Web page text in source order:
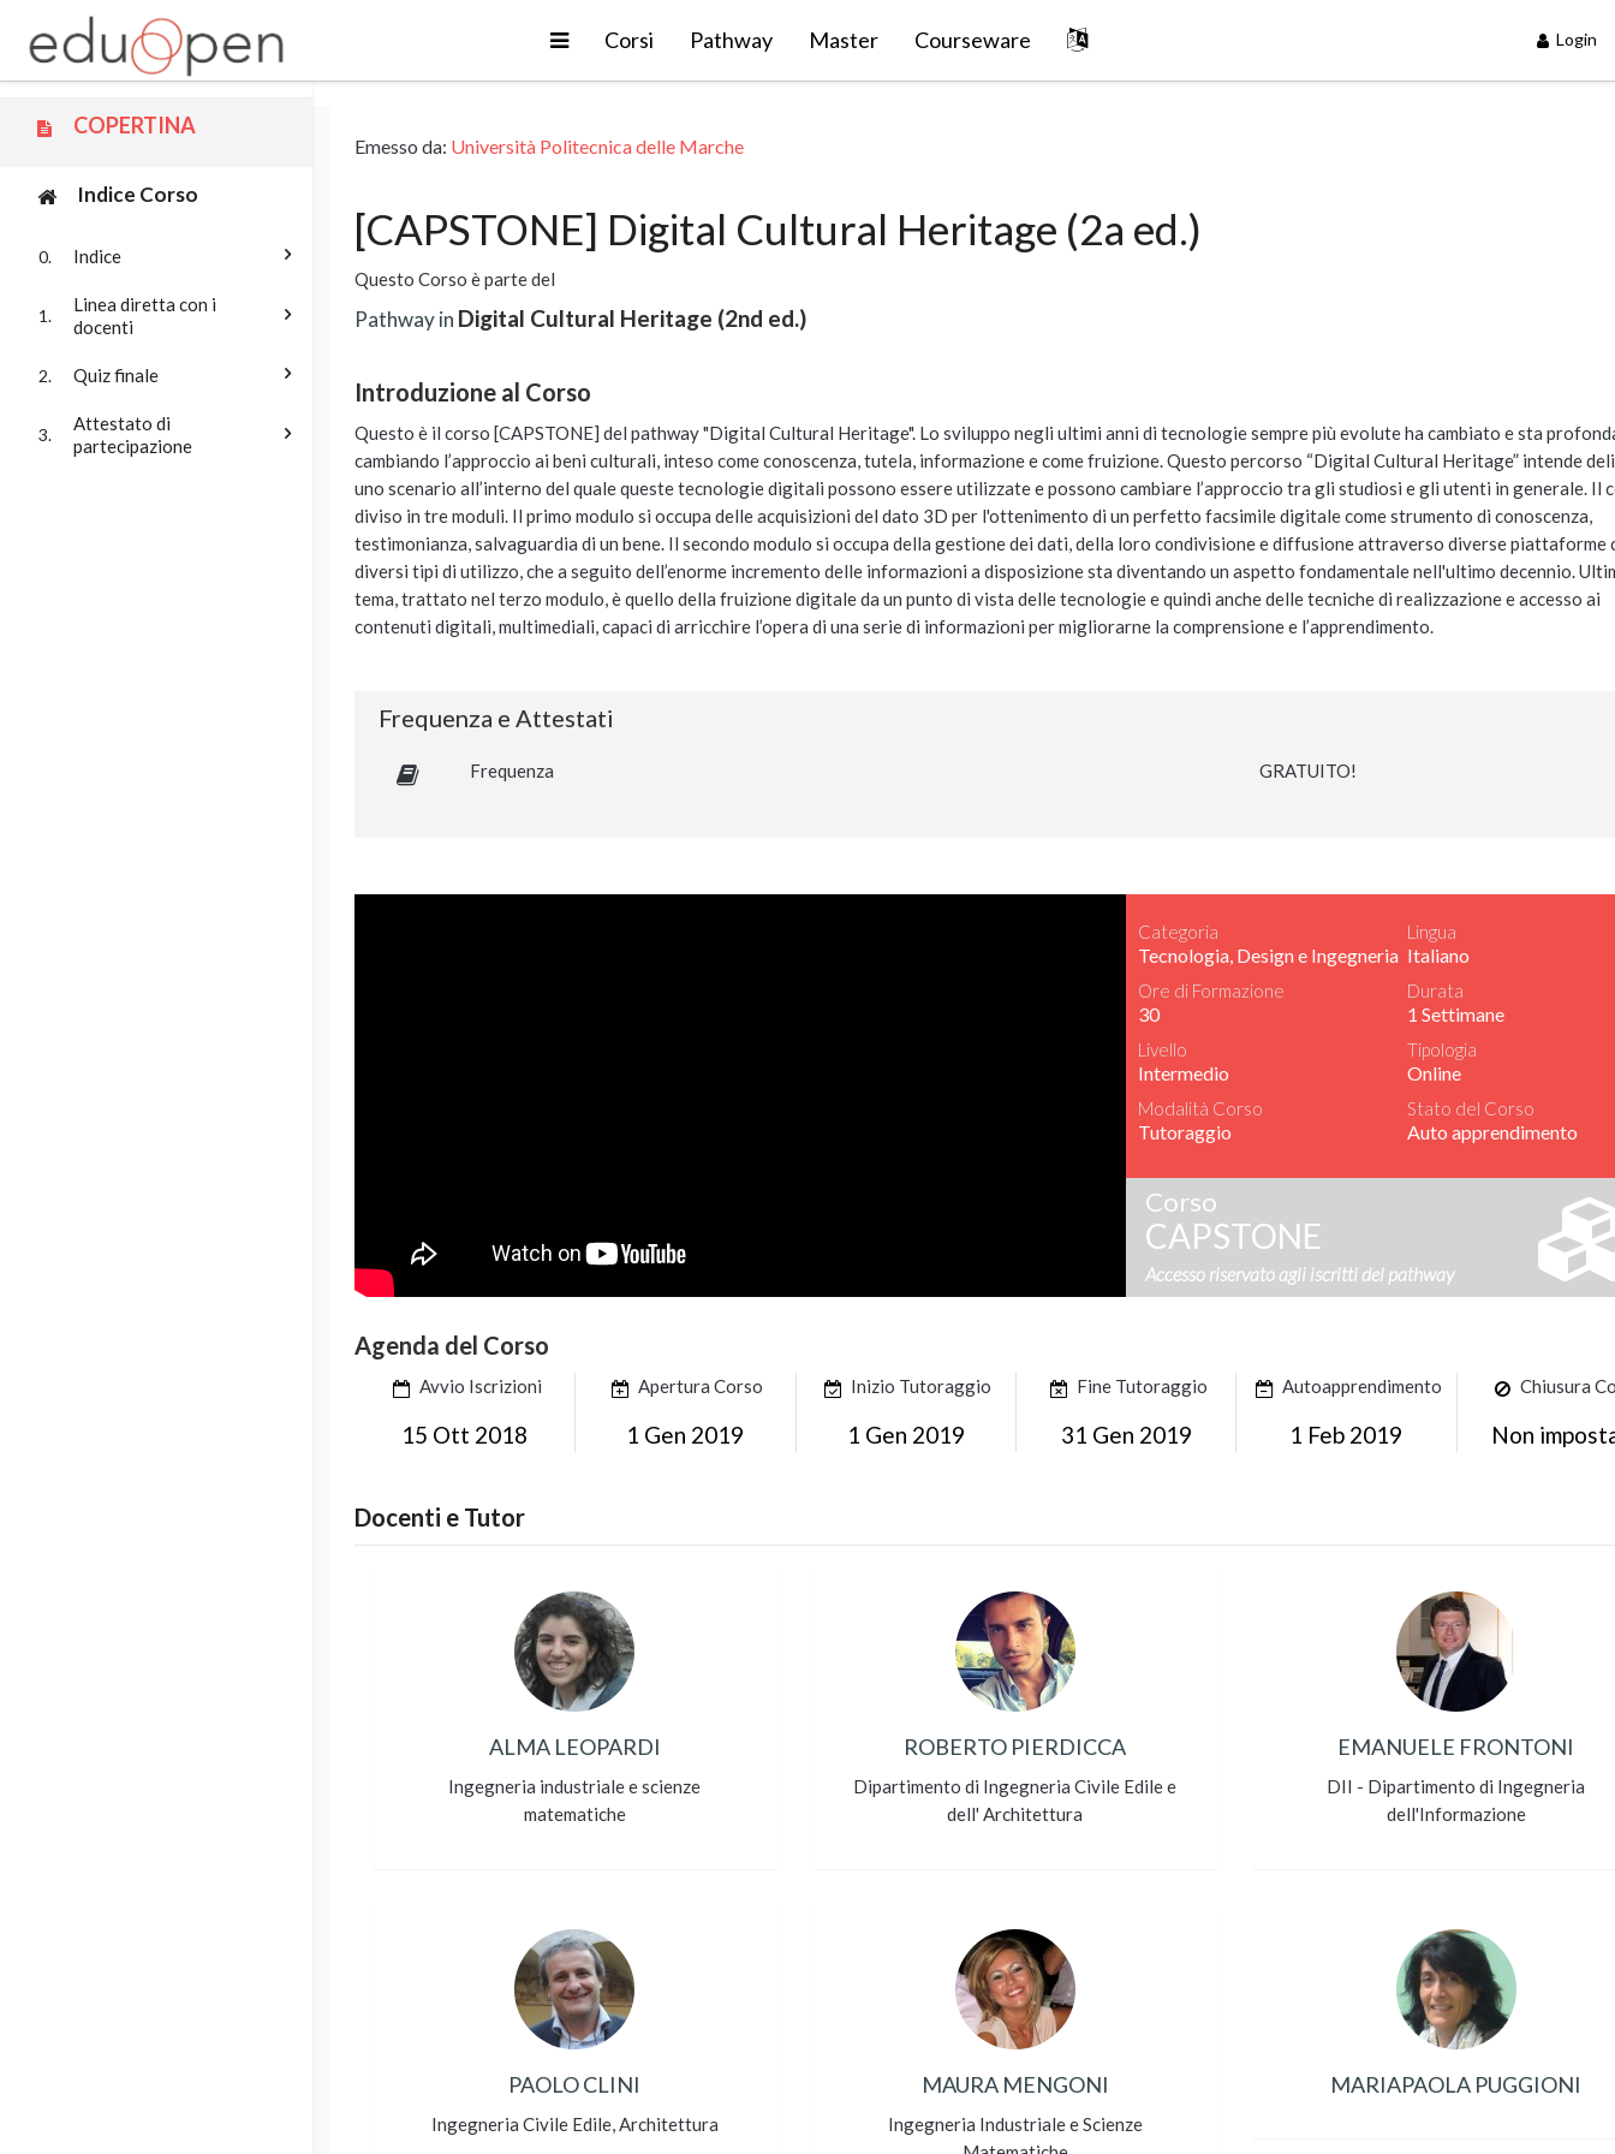
Vai al contenuto principale
Espandi
Corsi Pathway Master Courseware Login
COPERTINA
Indice Corso
0. Indice
1.
Linea diretta con i
docenti
2. Quiz finale
3.
Attestato di
partecipazione
Emesso da: Università Politecnica delle Marche
[CAPSTONE] Digital Cultural Heritage (2a ed.)
Questo Corso è parte del
Pathway in Digital Cultural Heritage (2nd ed.)
Introduzione al Corso
Questo è il corso [CAPSTONE] del pathway "Digital Cultural Heritage". Lo sviluppo negli ultimi anni di tecnologie sempre più evolute ha cambiato e sta
cambiando l’approccio ai beni culturali, inteso come conoscenza, tutela, informazione e come fruizione. Questo percorso “Digital Cultural Heritage” intende
uno scenario all’interno del quale queste tecnologie digitali possono essere utilizzate e possono cambiare l’approccio tra gli studiosi e gli utenti in generale. Il
diviso in tre moduli. Il primo modulo si occupa delle acquisizioni del dato 3D per l'ottenimento di un perfetto facsimile digitale come strumento di conoscenza,
testimonianza, salvaguardia di un bene. Il secondo modulo si occupa della gestione dei dati, della loro condivisione e diffusione attraverso diverse piattaforme
diversi tipi di utilizzo, che a seguito dell’enorme incremento delle informazioni a disposizione sta diventando un aspetto fondamentale nell'ultimo decennio.
tema, trattato nel terzo modulo, è quello della fruizione digitale da un punto di vista delle tecnologie e quindi anche delle tecniche di realizzazione e accesso ai
contenuti digitali, multimediali, capaci di arricchire l’opera di una serie di informazioni per migliorarne la comprensione e l’apprendimento.
Frequenza e Attestati
Frequenza GRATUITO!
Categoria
Tecnologia, Design e Ingegneria
Ore di Formazione
30
Livello
Intermedio
Modalità Corso
Tutoraggio
Lingua
Italiano
Durata
1 Settimane
Tipologia
Online
Stato del Corso
Auto apprendimento
Corso
CAPSTONE
Accesso riservato agli iscritti del pathway
Agenda del Corso
Avvio Iscrizioni
15 Ott 2018
Apertura Corso
1 Gen 2019
Inizio Tutoraggio
1 Gen 2019
Fine Tutoraggio
31 Gen 2019
Autoapprendimento
1 Feb 2019
Chiusura
Non
Docenti e Tutor
ALMA LEOPARDI
Ingegneria industriale e scienze
matematiche
ROBERTO PIERDICCA
Dipartimento di Ingegneria Civile Edile e
dell' Architettura
EMANUELE FRONTONI
DII - Dipartimento di Ingegneria
dell'Informazione
PAOLO CLINI
Ingegneria Civile Edile, Architettura
MAURA MENGONI
Ingegneria Industriale e Scienze
MARIAPAOLA PUGGIONI